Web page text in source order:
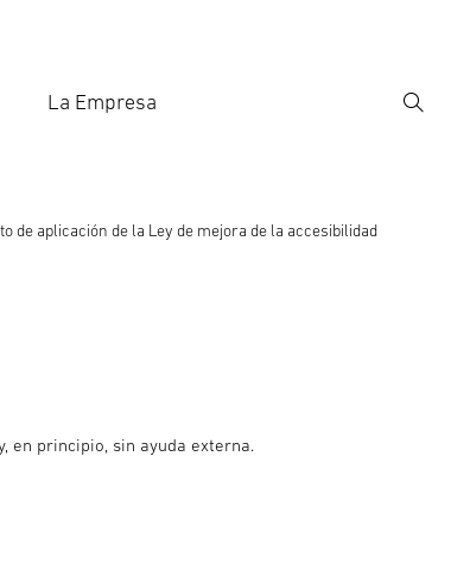
La Empresa
de aplicación de la Ley de mejora de la accesibilidad
en principio, sin ayuda externa.